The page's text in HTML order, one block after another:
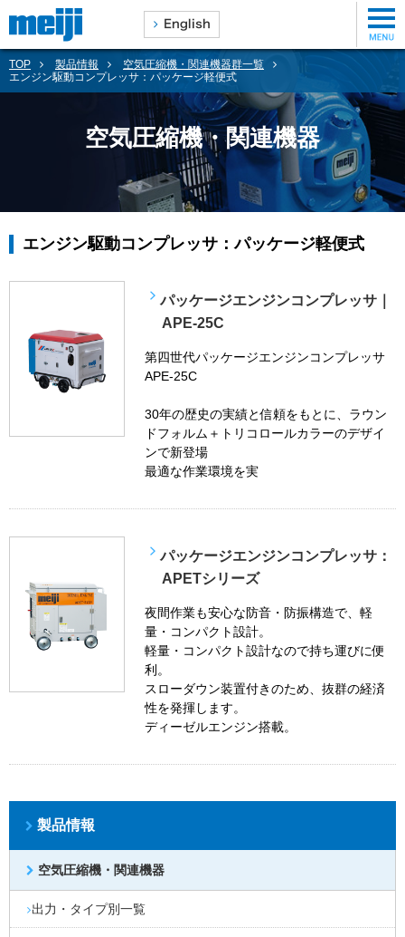
TOP 製品情報
空気圧縮機・関連機器群一覧
エンジン駆動コンプレッサ：パッケージ軽便式
空気圧縮機・関連機器
エンジン駆動コンプレッサ：パッケージ軽便式
パッケージエンジンコンプレッサ｜
APE-25C
第四世代パッケージエンジンコンプレッサ
APE-25C
30年の歴史の実績と信頼をもとに、ラウン
ドフォルム＋トリコロールカラーのデザイ
ンで新登場
最適な作業環境を実
パッケージエンジンコンプレッサ：
APETシリーズ
夜間作業も安心な防音・防振構造で、軽
量・コンパクト設計。
軽量・コンパクト設計なので持ち運びに便
利。
スローダウン装置付きのため、抜群の経済
性を発揮します。
ディーゼルエンジン搭載。
製品情報
空気圧縮機・関連機器
出力・タイプ別一覧